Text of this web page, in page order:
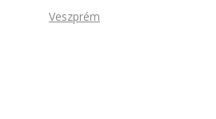
Veszprém